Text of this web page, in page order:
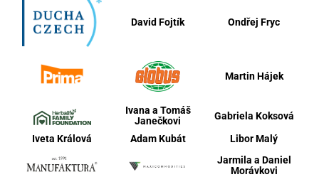
David Fojtík Ondřej Fryc
Martin Hájek
Ivana a Tomáš
Janečkovi
Gabriela Koksová
Iveta Králová Adam Kubát
Libor Malý
Jarmila a Daniel
Morávkovi